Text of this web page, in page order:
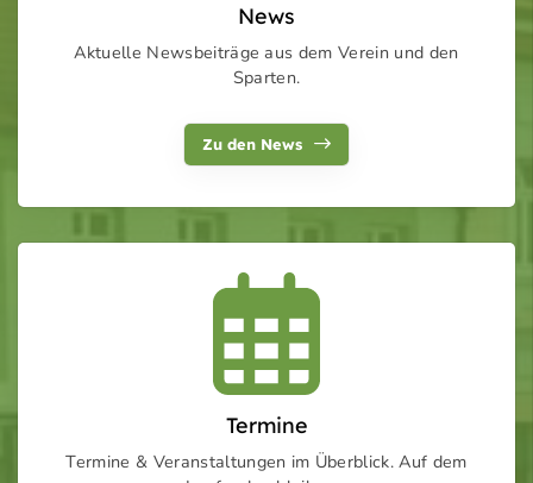
News
Aktuelle Newsbeiträge aus dem Verein und den
Sparten.
Zu den News
Termine
Termine & Veranstaltungen im Überblick. Auf dem